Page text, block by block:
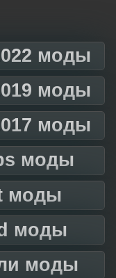
моды
моды
моды
моды
моды
моды
моды